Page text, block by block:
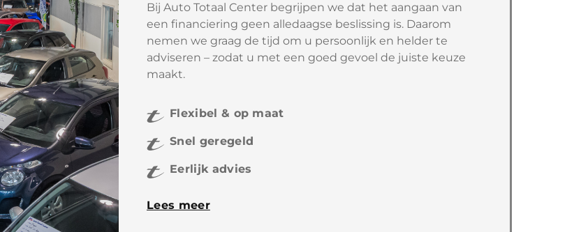
Bij Auto Totaal Center begrijpen we dat het aangaan van
een financiering geen alledaagse beslissing is. Daarom
nemen we graag de tijd om u persoonlijk en helder te
adviseren – zodat u met een goed gevoel de juiste keuze
maakt.
Flexibel & op maat
Snel geregeld
Eerlijk advies
Lees meer